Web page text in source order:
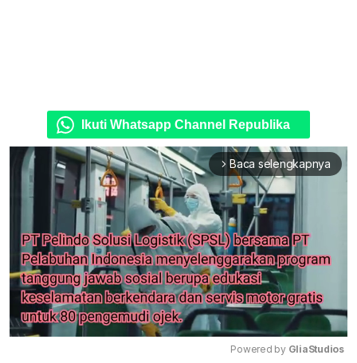
Ikuti Whatsapp Channel Republika
arrow_forward_ios Baca selengkapnya
Powered by GliaStudios